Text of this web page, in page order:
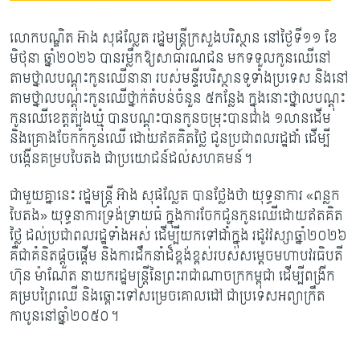
​លោកបណ្ឌិត អ៊ាង សុផល្លែត រដ្ឋមន្រ្តីក្រសួងបរិស្ថាន នៅថ្ងៃទី១១ ខែ
មិថុនា ឆ្នាំ២០២៦ បានរម្លឹកឱ្យសាធារណជន មកទទួលកូនឈើនៅ
តាមថ្នាលបណ្តុះកូនឈើនានា របស់មន្ទីរបរិស្ថានទូទាំងប្រទេស និងនៅ
តាមថ្នាលបណ្តុះកូនឈើថ្នាក់តំបន់ចំនួន ៥កន្លែង ក្នុងនោះថ្នាលបណ្តុះ
កូនឈើខេត្តត្បូងឃ្មុំ បានបណ្តុះបានកូនចម្រុះបានជាង ១លានដើម
និងគ្រោងចែកកកូនឈើ ដោយឥតគិតថ្លៃ ជូនប្រជាពលរដ្ឋដាំ ដើម្បី
បង្កើនគម្របបៃតង ជាប្រយោជន៍ដល់សហគមន៍។
ជាមួយគ្នានេះ រដ្ឋមន្រ្តី អ៊ាង សុផល្លែត បានថ្លែងថា យុទ្ធនាការ«ពន្លក
បៃតង» យុទ្ធនាការទ្រង់ទ្រាយធំ ក្នុងការចែកជូនកូនឈើដោយឥតគិត
ថ្លៃ ដល់ប្រជាពលរដ្ឋទាំងអស់ ដើម្បីយកទៅដាំក្នុង រដូវវស្សាឆ្នាំ២០២៦
គឺជាគំនិតផ្ដួចផ្ដើម និងការដឹកនាំដ៏ខ្ពង់ខ្ពស់របស់សម្តេចមហាបវរធិបតី
ហ៊ុន ម៉ាណែត នាយករដ្ឋមន្ត្រីនៃព្រះរាជាណាចក្រកម្ពុជា ដើម្បីពង្រីក
គម្របព្រៃឈើ និងឆ្ពោះទៅសម្រេចគោលដៅ ជាប្រទេសអព្យាក្រឹត
កាបូននៅឆ្នាំ២០៥០។